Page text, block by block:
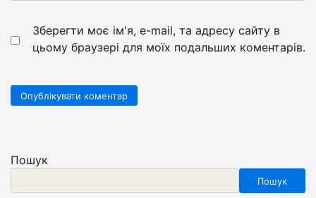
Зберегти моє ім'я, e-mail, та адресу сайту в
цьому браузері для моїх подальших коментарів.
Пошук
Пошук